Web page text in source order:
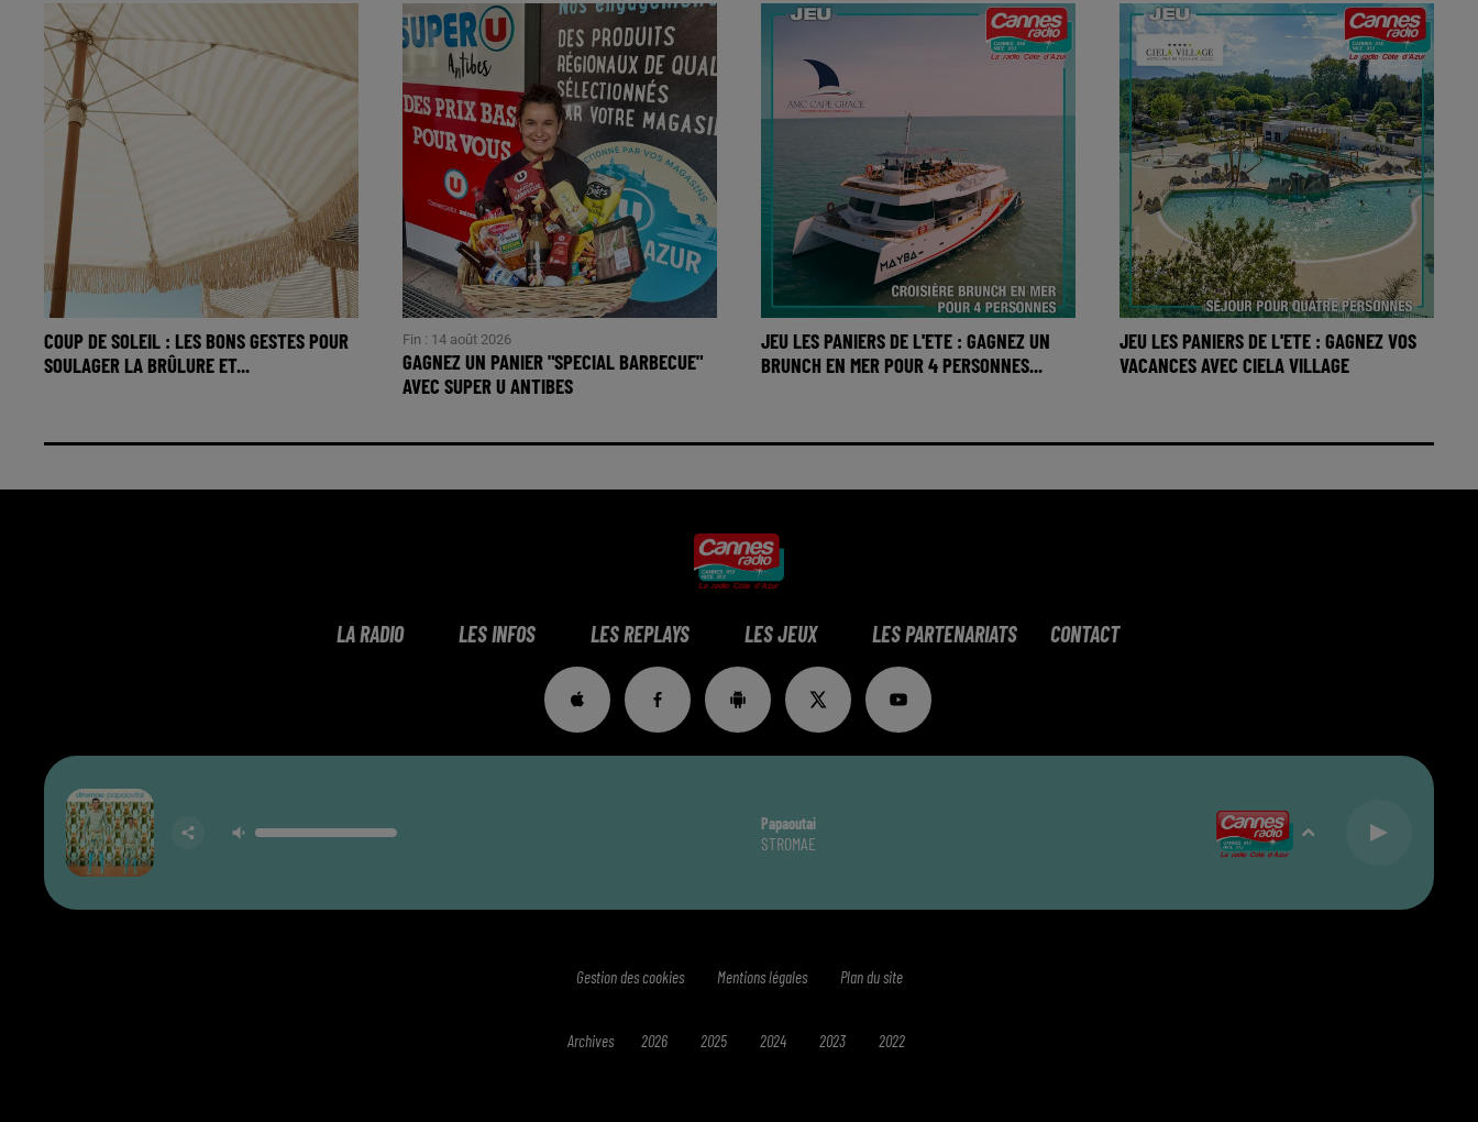
COUP DE SOLEIL : LES BONS GESTES POUR
SOULAGER LA BRÛLURE ET...
Fin : 14 août 2026
GAGNEZ UN PANIER "SPECIAL BARBECUE"
AVEC SUPER U ANTIBES
JEU LES PANIERS DE L'ETE : GAGNEZ UN
BRUNCH EN MER POUR 4 PERSONNES...
JEU LES PANIERS DE L'ETE : GAGNEZ VOS
VACANCES AVEC CIELA VILLAGE
LA RADIO LES INFOS LES REPLAYS LES JEUX LES PARTENARIATS CONTACT
Papaoutai
STROMAE
Gestion des cookies Mentions légales Plan du site
Archives 2026 2025 2024 2023 2022